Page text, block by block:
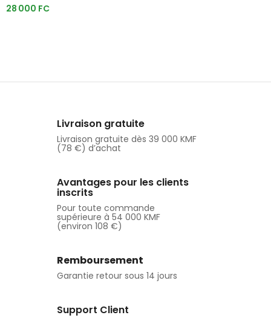
Prix
28 000 FC
Livraison gratuite
Livraison gratuite dès 39 000 KMF
(78 €) d’achat
Avantages pour les clients
inscrits
Pour toute commande
supérieure à 54 000 KMF
(environ 108 €)
Remboursement
Garantie retour sous 14 jours
Support Client